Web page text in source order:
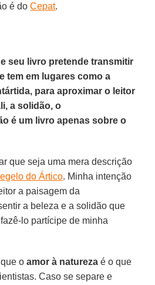
é doCepat.
seu livro pretende transmitir
tem em lugares como a
para aproximar o leitor
a solidão, o
é um livro apenas sobre o
que seja uma mera descrição
do Ártico. Minha intenção
a paisagem da
a beleza e a solidão que
lo partícipe de minha
que oamor à natureza é o que
Caso se separe e